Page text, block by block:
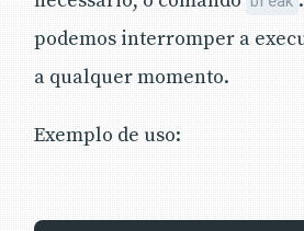
podemos interromper a
a qualquer momento.
Exemplo de uso: